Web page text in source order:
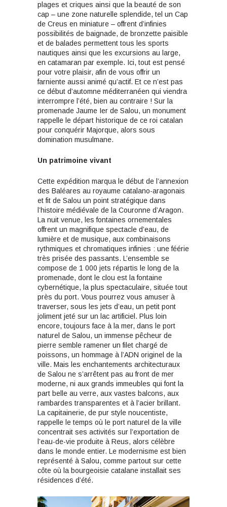
plages et criques ainsi que la beauté de son
cap – une zone naturelle splendide, tel un Cap
de Creus en miniature – offrent d’infinies
possibilités de baignade, de bronzette paisible
et de balades permettent tous les sports
nautiques ainsi que les excursions au large,
en catamaran par exemple. Ici, tout est pensé
pour votre plaisir, afin de vous offrir un
farniente aussi animé qu’actif. Et ce n’est pas
ce début d’automne méditerranéen qui viendra
interrompre l’été, bien au contraire ! Sur la
promenade Jaume Ier de Salou, un monument
rappelle le départ historique de ce roi catalan
pour conquérir Majorque, alors sous
domination musulmane.
Un patrimoine vivant
Cette expédition marqua le début de l’annexion
des Baléares au royaume catalano-aragonais
et fit de Salou un point stratégique dans
l’histoire médiévale de la Couronne d’Aragon.
La nuit venue, les fontaines ornementales
offrent un magnifique spectacle d’eau, de
lumière et de musique, aux combinaisons
rythmiques et chromatiques infinies : une féérie
très prisée des passants. L’ensemble se
compose de 1 000 jets répartis le long de la
promenade, dont le clou est la fontaine
cybernétique, la plus spectaculaire, située tout
près du port. Vous pourrez vous amuser à
traverser, sous les jets d’eau, un petit pont
joliment jeté sur un lac artificiel. Plus loin
encore, toujours face à la mer, dans le port
naturel de Salou, un immense pêcheur de
pierre semble ramener un filet chargé de
poissons, un hommage à l’ADN originel de la
ville. Mais les enchantements architecturaux
de Salou ne s’arrêtent pas au front de mer
moderne, ni aux grands immeubles qui font la
part belle au verre, aux vastes balcons, aux
rambardes transparentes et à l’acier brillant.
La capitainerie, de pur style noucentiste,
rappelle le temps où le port naturel de la ville
concentrait ses activités sur l’exportation de
l’eau-de-vie produite à Reus, alors célèbre
dans le monde entier. Le modernisme est bien
représenté à Salou, comme partout sur cette
côte où la bourgeoisie catalane installait ses
résidences d’été.